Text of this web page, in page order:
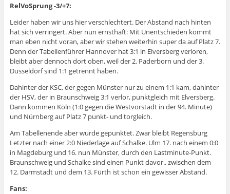
RelVoSprung -3/+7:
Leider haben wir uns hier verschlechtert. Der Abstand nach hinten
hat sich verringert. Aber nun ernsthaft: Mit Unentschieden kommt
man eben nicht voran, aber wir stehen weiterhin super da auf Platz 7.
Denn der Tabellenführer Hannover hat 3:1 in Elversberg verloren,
bleibt aber dennoch dort oben, weil der 2. Paderborn und der 3.
Düsseldorf sind 1:1 getrennt haben.
Dahinter der KSC, der gegen Münster nur zu einem 1:1 kam, dahinter
der HSV, der in Braunschweig 3:1 verlor, punktgleich mit Elversberg.
Dann kommen Köln (1:0 gegen die Westvorstadt in der 94. Minute)
und Nürnberg auf Platz 7 punkt- und torgleich.
Am Tabellenende aber wurde gepunktet. Zwar bleibt Regensburg
Letzter nach einer 2:0 Niederlage auf Schalke. Ulm 17. nach einem 0:0
in Magdeburg und 16. nun Münster, durch den Lastminute-Punkt.
Braunschweig und Schalke sind einen Punkt davor.. zwischen dem
12. Darmstadt und dem 13. Fürth ist schon ein gewisser Abstand.
Fans: